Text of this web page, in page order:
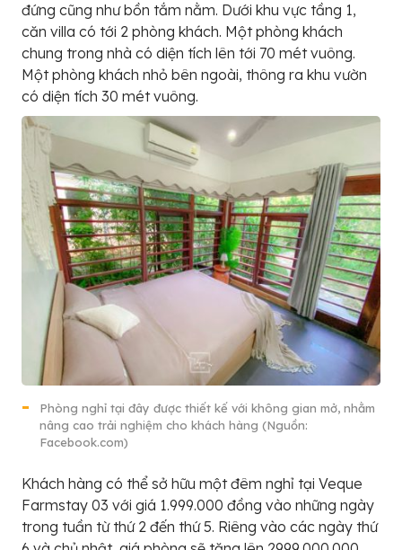
đứng cũng như bồn tắm nằm. Dưới khu vực tầng 1,
căn villa có tới 2 phòng khách. Một phòng khách
chung trong nhà có diện tích lên tới 70 mét vuông.
Một phòng khách nhỏ bên ngoài, thông ra khu vườn
có diện tích 30 mét vuông.
Phòng nghỉ tại đây được thiết kế với không gian mở, nhằm
nâng cao trải nghiệm cho khách hàng (Nguồn:
Facebook.com)
Khách hàng có thể sở hữu một đêm nghỉ tại Veque
Farmstay 03 với giá 1.999.000 đồng vào những ngày
trong tuần từ thứ 2 đến thứ 5. Riêng vào các ngày thứ